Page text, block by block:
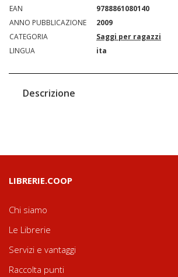
EAN
9788861080140
ANNO PUBBLICAZIONE
2009
CATEGORIA
Saggi per ragazzi
LINGUA
ita
Descrizione
LIBRERIE.COOP
Chi siamo
Le Librerie
Servizi e vantaggi
Raccolta punti